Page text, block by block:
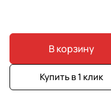
В корзину
Купить в 1 клик